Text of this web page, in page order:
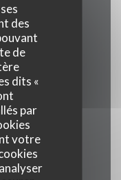
des
de
dits «
par
votre
Terroir
voiturier,